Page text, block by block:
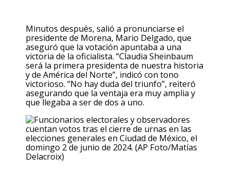
Minutos después, salió a pronunciarse el
presidente de Morena, Mario Delgado, que
aseguró que la votación apuntaba a una
victoria de la oficialista. “Claudia Sheinbaum
será la primera presidenta de nuestra historia
y de América del Norte”, indicó con tono
victorioso. “No hay duda del triunfo”, reiteró
asegurando que la ventaja era muy amplia y
que llegaba a ser de dos a uno.